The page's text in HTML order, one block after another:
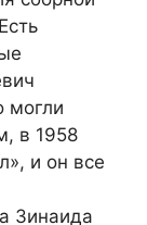
могли
в 1958
и он все
Зинаида